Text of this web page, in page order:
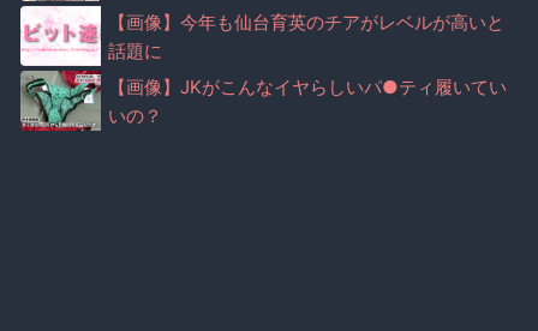
【画像】今年も仙台育英のチアがレベルが高いと
話題に
【画像】JKがこんなイヤらしいパ●ティ履いてい
いの？